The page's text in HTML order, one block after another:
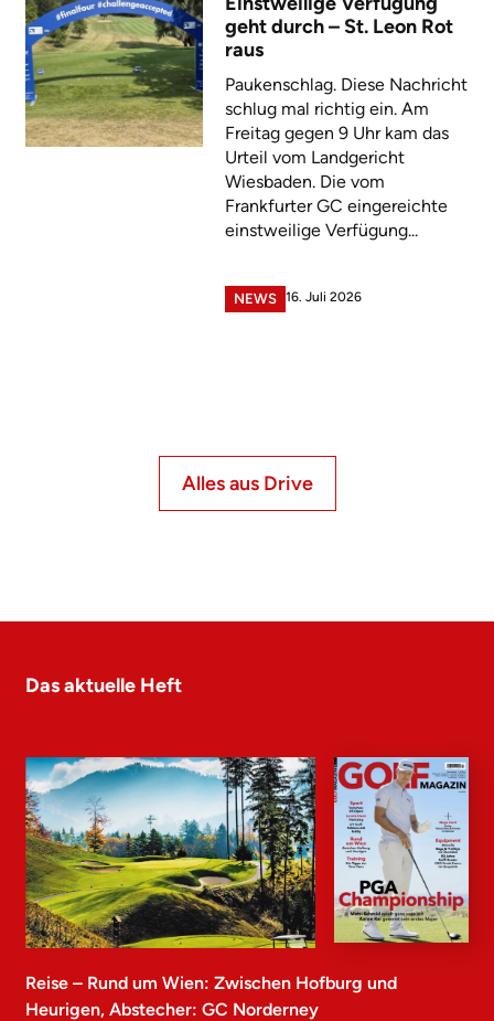
geht durch – St. Leon Rot
raus
Paukenschlag. Diese Nachricht
schlug mal richtig ein. Am
Freitag gegen 9 Uhr kam das
Urteil vom Landgericht
Wiesbaden. Die vom
Frankfurter GC eingereichte
einstweilige Verfügung...
NEWS 16. Juli 2026
Alles aus Drive
Das aktuelle Heft
Reise – Rund um Wien: Zwischen Hofburg und
Heurigen, Abstecher: GC Norderney